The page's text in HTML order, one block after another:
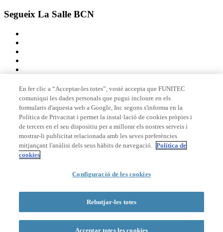
Segueix La Salle BCN
Membre de
Acreditacions
© 2026 La Salle Campus Barcelona - URL |Avís legal
Formulari de cerca
En fer clic a “Acceptar-les totes”, vostè accepta que FUNITEC
comuniqui les dades personals que pugui incloure en els
formularis d'aquesta web a Google, Inc segons s'informa en la
Política de Privacitat i permet la instal·lació de cookies pròpies i
de tercers en el seu dispositiu per a millorar els nostres serveis i
mostrar-li publicitat relacionada amb les seves preferències
mitjançant l'anàlisi dels seus hàbits de navegació. Política de
cookies
Configuració de les cookies
Rebutjar-les totes
Acceptar totes les cookies